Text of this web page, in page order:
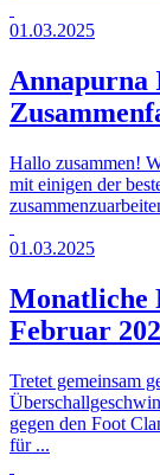
01.03.2025
Annapurna
Hallo zusammen!
mit einigen der
01.03.2025
Monatliche
Februar
Tretet gemeinsam
gegen den Foot
für ...